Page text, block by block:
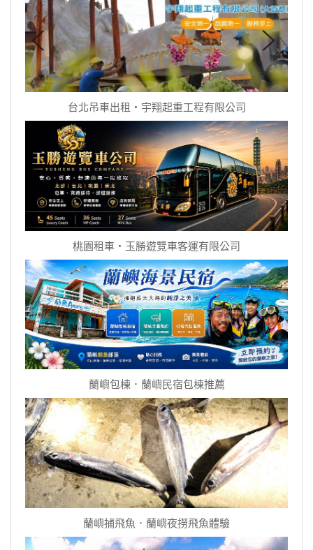
台北吊車出租‧宇翔起重工程有限公司
桃園租車‧玉勝遊覽車客運有限公司
蘭嶼包棟．蘭嶼民宿包棟推薦
蘭嶼捕飛魚．蘭嶼夜撈飛魚體驗